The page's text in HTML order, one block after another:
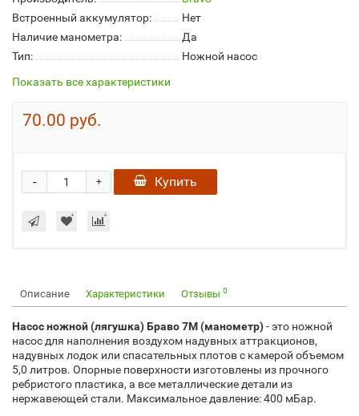
Встроенный аккумулятор:
Нет
Наличие манометра:
Да
Тип:
Ножной насос
Показать все характеристики
70.00 руб.
+
- Купить
Описание Характеристики Отзывы 0
Насос ножной (лягушка) Браво 7М (манометр)- это ножной
насос для наполнения воздухом надувных аттракционов,
надувных лодок или спасательных плотов с камерой объемом
5,0 литров. Опорные поверхности изготовлены из прочного
ребристого пластика, а все металлические детали из
нержавеющей стали. Максимальное давление:400 мБар.